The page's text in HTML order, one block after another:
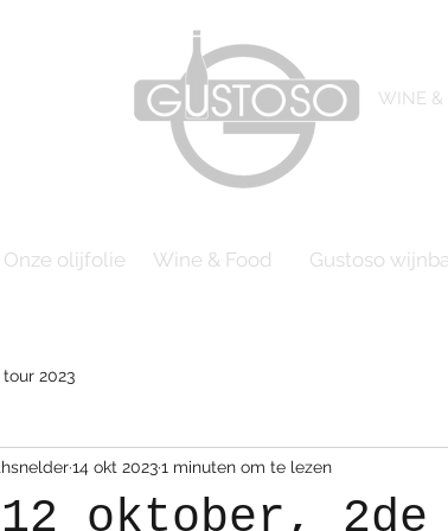
WINE &
Onze olijfolie Wine & Food Gustoso
2023
oktober, 2de
14 okt 20231 minuten om te lezen